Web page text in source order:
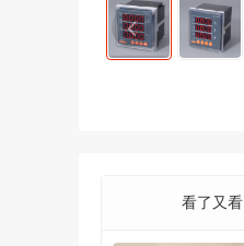
看了又看